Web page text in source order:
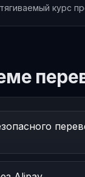
курс